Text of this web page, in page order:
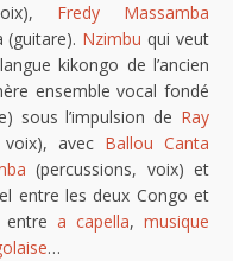
Fredy Massamba
(guitare). Nzimbu qui veut
kikongo de l’ancien
ensemble vocal fondé
sous l’impulsion de Ray
avec Ballou Canta
(percussions, voix) et
entre les deux Congo et
entrea capella, musique
…